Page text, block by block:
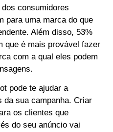
consumidores
para uma marca do que
Além disso, 53%
que é mais provável fazer
com a qual eles podem
pode te ajudar a
da sua campanha. Criar
os clientes que
do seu anúncio vai